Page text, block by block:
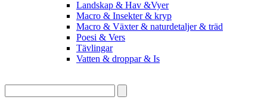
Landskap & Hav &Vyer
Macro & Insekter & kryp
Macro & Växter & naturdetaljer & träd
Poesi & Vers
Tävlingar
Vatten & droppar & Is